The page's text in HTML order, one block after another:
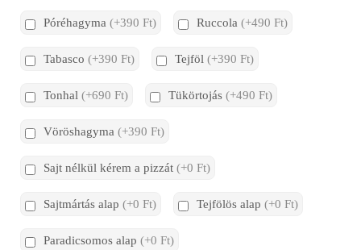
Póréhagyma (+390 Ft) Ruccola (+490 Ft)
Tabasco (+390 Ft) Tejföl (+390 Ft)
Tonhal (+690 Ft) Tükörtojás (+490 Ft)
Vöröshagyma (+390 Ft)
Sajt nélkül kérem a pizzát (+0 Ft)
Sajtmártás alap (+0 Ft) Tejfölös alap (+0 Ft)
Paradicsomos alap (+0 Ft)